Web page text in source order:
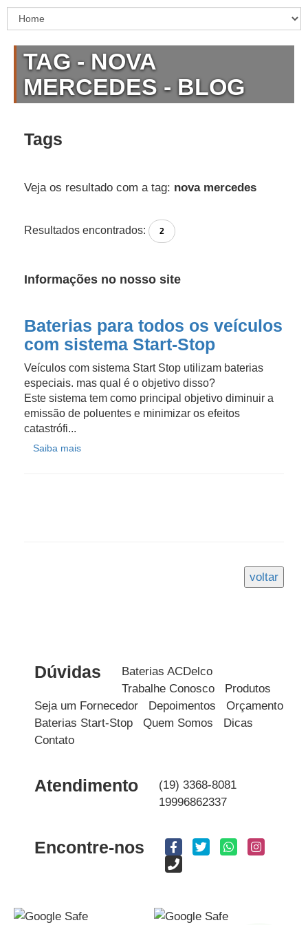
TAG - NOVA
MERCEDES - BLOG
Tags
Veja os resultado com a tag: nova mercedes
Resultados encontrados: 2
Informações no nosso site
Baterias para todos os veículos
com sistema Start-Stop
Veículos com sistema Start Stop utilizam baterias
especiais. mas qual é o objetivo disso?
Este sistema tem como principal objetivo diminuir a
emissão de poluentes e minimizar os efeitos
catastrófi...
Saiba mais
Dúvidas
Baterias ACDelco
Trabalhe Conosco
Produtos
Seja um Fornecedor
Depoimentos
Orçamento
Baterias Start-Stop
Quem Somos
Dicas
Contato
Atendimento
(19) 3368-8081
19996862337
Encontre-nos